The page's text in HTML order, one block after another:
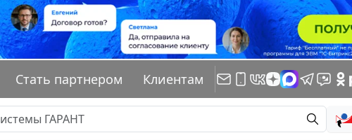
Стать партнером Клиентам